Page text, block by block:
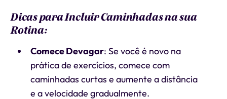
Dicas para Incluir Caminhadas na sua
Rotina:
Comece Devagar: Se você é novo na
prática de exercícios, comece com
caminhadas curtas e aumente a distância
e a velocidade gradualmente.